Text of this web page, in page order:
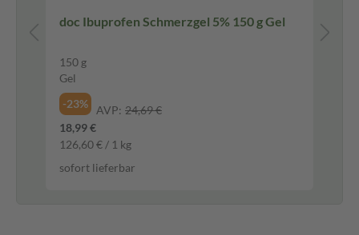
doc Ibuprofen Schmerzgel 5% 150 g Gel
150 g
Gel
-23%
AVP: 24,69 €
18,99 €
126,60 € / 1 kg
sofort lieferbar